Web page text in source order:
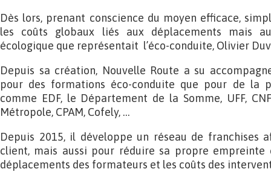
Dès lors, prenant conscience du moyen efficace,
les coûts globaux liés aux déplacements mais
écologique que représentait l’éco-conduite, Olivier
Depuis sa création, Nouvelle Route a su
pour des formations éco-conduite que pour de la
comme EDF, le Département de la Somme, UFF,
Métropole, CPAM, Cofely, …
Depuis 2015, il développe un réseau de franchises
client, mais aussi pour réduire sa propre empreinte
déplacements des formateurs et les coûts des